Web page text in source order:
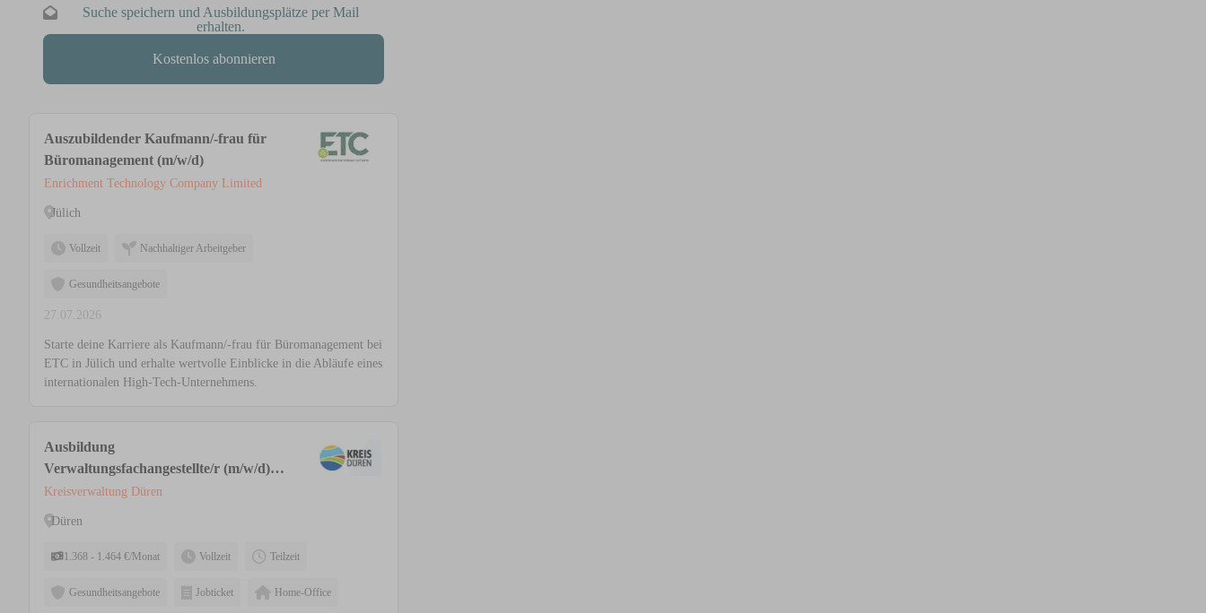
Suche speichern und Ausbildungsplätze per Mail
erhalten.
Kostenlos abonnieren
Auszubildender Kaufmann/-frau für
Büromanagement (m/w/d)
Enrichment Technology Company Limited
Jülich
Vollzeit Nachhaltiger Arbeitgeber
Gesundheitsangebote
27.07.2026
Starte deine Karriere als Kaufmann/-frau für Büromanagement bei
ETC in Jülich und erhalte wertvolle Einblicke in die Abläufe eines
internationalen High-Tech-Unternehmens.
Ausbildung
Verwaltungsfachangestellte/r (m/w/d)
für die Kreisverwaltung
Kreisverwaltung Düren
Düren
1.368 - 1.464 €/Monat Vollzeit Teilzeit
Gesundheitsangebote Jobticket Home-Office